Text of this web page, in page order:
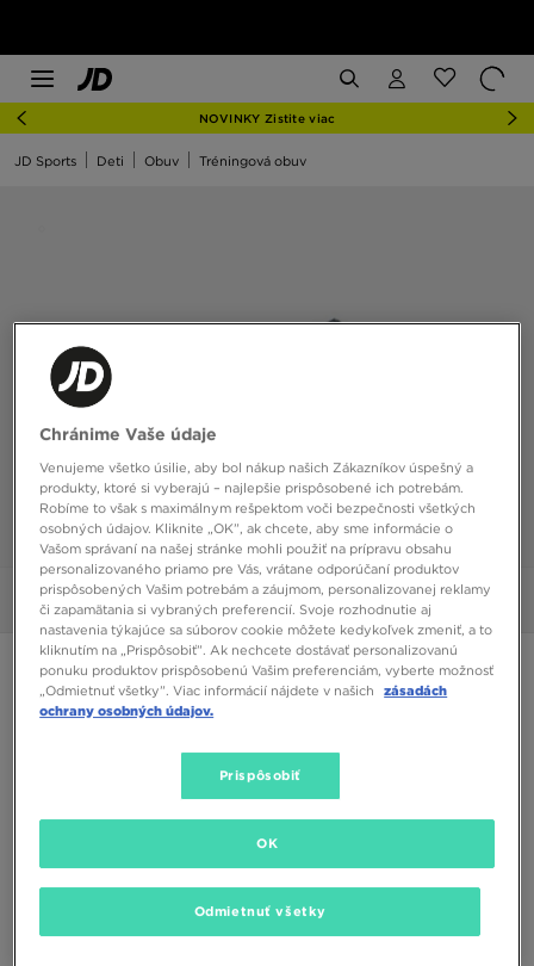
NOVINKY Zistite viac
JD Sports Deti Obuv Tréningová obuv
Obrázky 360°
ADIDAS X SPEEDFLOW .4 FG
Čierna
Vybrať veľkosť
Chránime Vaše údaje
Venujeme všetko úsilie, aby bol nákup našich Zákazníkov úspešný a
produkty, ktoré si vyberajú – najlepšie prispôsobené ich potrebám.
Robíme to však s maximálnym rešpektom voči bezpečnosti všetkých
osobných údajov. Kliknite „OK”, ak chcete, aby sme informácie o
Vašom správaní na našej stránke mohli použiť na prípravu obsahu
personalizovaného priamo pre Vás, vrátane odporúčaní produktov
prispôsobených Vašim potrebám a záujmom, personalizovanej reklamy
či zapamätania si vybraných preferencií. Svoje rozhodnutie aj
nastavenia týkajúce sa súborov cookie môžete kedykoľvek zmeniť, a to
kliknutím na „Prispôsobiť”. Ak nechcete dostávať personalizovanú
ponuku produktov prispôsobenú Vašim preferenciám, vyberte možnosť
„Odmietnuť všetky”. Viac informácií nájdete v našich
zásadách
ochrany osobných údajov.
Prispôsobiť
Odmietnuť všetky
OK